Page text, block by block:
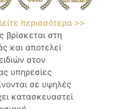
περισσότερα >>
βρίσκεται στη
και αποτελεί
στον
υπηρεσίες
σε υψηλές
κατασκευαστεί